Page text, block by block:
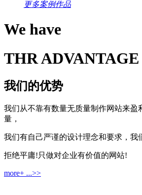
更多案例作品
We have
THR ADVANTAGE
我们的优势
我们从不靠有数量无质量制作网站来盈
量，
我们有自己严谨的设计理念和要求，我
拒绝平庸!只做对企业有价值的网站!
more+ ...>>